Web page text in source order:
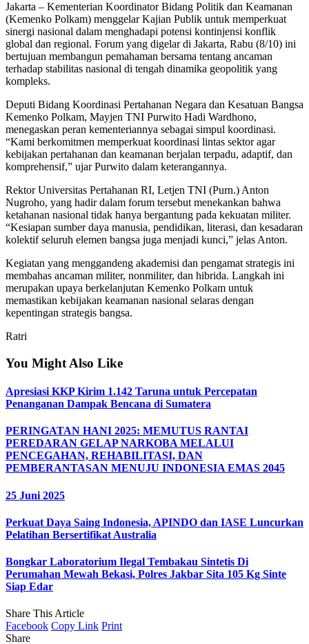
Jakarta – Kementerian Koordinator Bidang Politik dan Keamanan
(Kemenko Polkam) menggelar Kajian Publik untuk memperkuat
sinergi nasional dalam menghadapi potensi kontinjensi konflik
global dan regional. Forum yang digelar di Jakarta, Rabu (8/10) ini
bertujuan membangun pemahaman bersama tentang ancaman
terhadap stabilitas nasional di tengah dinamika geopolitik yang
kompleks.
Deputi Bidang Koordinasi Pertahanan Negara dan Kesatuan Bangsa
Kemenko Polkam, Mayjen TNI Purwito Hadi Wardhono,
menegaskan peran kementeriannya sebagai simpul koordinasi.
“Kami berkomitmen memperkuat koordinasi lintas sektor agar
kebijakan pertahanan dan keamanan berjalan terpadu, adaptif, dan
komprehensif,” ujar Purwito dalam keterangannya.
Rektor Universitas Pertahanan RI, Letjen TNI (Purn.) Anton
Nugroho, yang hadir dalam forum tersebut menekankan bahwa
ketahanan nasional tidak hanya bergantung pada kekuatan militer.
“Kesiapan sumber daya manusia, pendidikan, literasi, dan kesadaran
kolektif seluruh elemen bangsa juga menjadi kunci,” jelas Anton.
Kegiatan yang menggandeng akademisi dan pengamat strategis ini
membahas ancaman militer, nonmiliter, dan hibrida. Langkah ini
merupakan upaya berkelanjutan Kemenko Polkam untuk
memastikan kebijakan keamanan nasional selaras dengan
kepentingan strategis bangsa.
Ratri
You Might Also Like
Apresiasi KKP Kirim 1.142 Taruna untuk Percepatan
Penanganan Dampak Bencana di Sumatera
PERINGATAN HANI 2025: MEMUTUS RANTAI
PEREDARAN GELAP NARKOBA MELALUI
PENCEGAHAN, REHABILITASI, DAN
PEMBERANTASAN MENUJU INDONESIA EMAS 2045
25 Juni 2025
Perkuat Daya Saing Indonesia, APINDO dan IASE Luncurkan
Pelatihan Bersertifikat Australia
Bongkar Laboratorium Ilegal Tembakau Sintetis Di
Perumahan Mewah Bekasi, Polres Jakbar Sita 105 Kg Sinte
Siap Edar
Share This Article
Facebook Copy Link Print
Share